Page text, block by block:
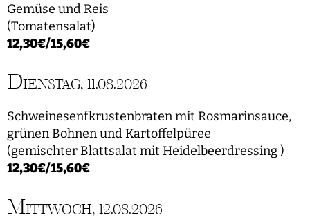
Gemüse und Reis
(Tomatensalat)
12,30€/15,60€
DIENSTAG, 11.08.2026
Schweinesenfkrustenbraten mit Rosmarinsauce,
grünen Bohnen und Kartoffelpüree
(gemischter Blattsalat mit Heidelbeerdressing )
12,30€/15,60€
MITTWOCH, 12.08.2026